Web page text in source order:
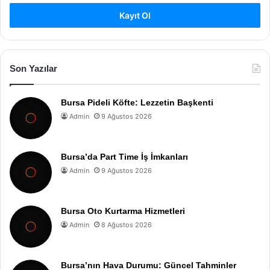
Kayıt Ol
Son Yazılar
Bursa Pideli Köfte: Lezzetin Başkenti
Admin 9 Ağustos 2026
Bursa’da Part Time İş İmkanları
Admin 9 Ağustos 2026
Bursa Oto Kurtarma Hizmetleri
Admin 8 Ağustos 2026
Bursa’nın Hava Durumu: Güncel Tahminler